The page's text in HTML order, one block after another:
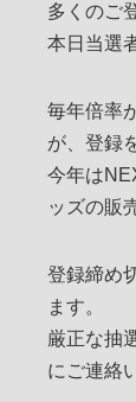
多くのご
本日当選
毎年倍率
が、登録
今年は
ッズの販
登録締め
ます。
厳正な抽
にご連絡